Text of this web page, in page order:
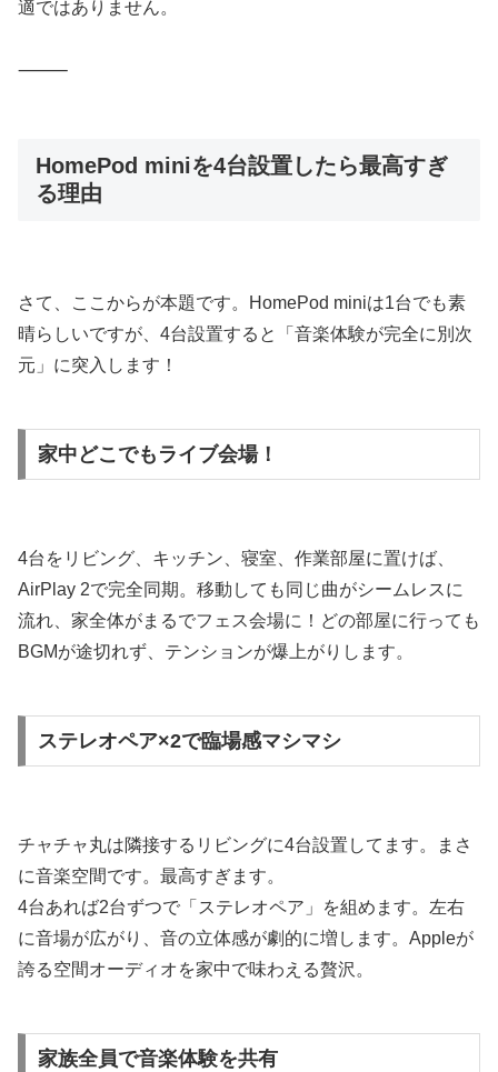
適ではありません。
⸻
HomePod miniを4台設置したら最高すぎ
る理由
さて、ここからが本題です。HomePod miniは1台でも素
晴らしいですが、4台設置すると「音楽体験が完全に別次
元」に突入します！
家中どこでもライブ会場！
4台をリビング、キッチン、寝室、作業部屋に置けば、
AirPlay 2で完全同期。移動しても同じ曲がシームレスに
流れ、家全体がまるでフェス会場に！どの部屋に行っても
BGMが途切れず、テンションが爆上がりします。
ステレオペア×2で臨場感マシマシ
チャチャ丸は隣接するリビングに4台設置してます。まさ
に音楽空間です。最高すぎます。
4台あれば2台ずつで「ステレオペア」を組めます。左右
に音場が広がり、音の立体感が劇的に増します。Appleが
誇る空間オーディオを家中で味わえる贅沢。
家族全員で音楽体験を共有